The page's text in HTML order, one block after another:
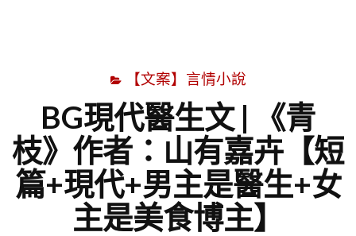
【文案】言情小說
BG現代醫生文 | 《青
枝》作者：山有嘉卉【短
篇+現代+男主是醫生+女
主是美食博主】